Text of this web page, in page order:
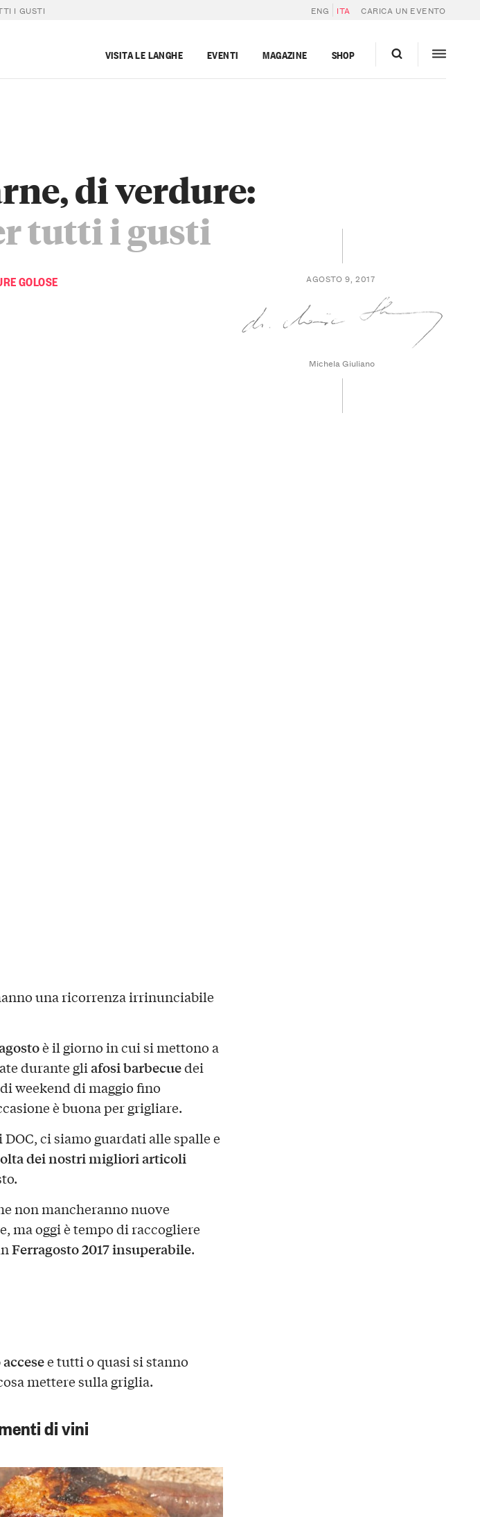
I GUSTI ENG ITA CARICA UN EVENTO
VISITA LE LANGHE EVENTI MAGAZINE SHOP
GOLOSE
di verdure:
tutti i gusti
AGOSTO 9, 2017
Michela Giuliano
una ricorrenza irrinunciabile
è il giorno in cui si mettono a
durante gliafosi barbecuedei
weekend di maggio fino
è buona per grigliare.
ci siamo guardati alle spalle e
dei nostri migliori articoli
non mancheranno nuove
ma oggi è tempo di raccogliere
Ferragosto 2017 insuperabile.
e tutti o quasi si stanno
mettere sulla griglia.
di vini